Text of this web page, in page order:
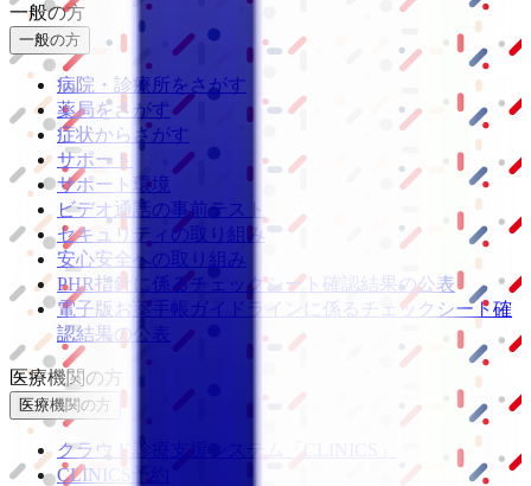
一般の方
一般の方
病院・診療所をさがす
薬局をさがす
症状からさがす
サポート
サポート環境
ビデオ通話の事前テスト
セキュリティの取り組み
安心安全への取り組み
PHR指針に係るチェックシート確認結果の公表
電子版お薬手帳ガイドラインに係るチェックシート確
認結果の公表
医療機関の方
医療機関の方
クラウド診療
CLINICS予約